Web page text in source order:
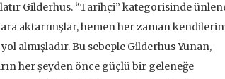
Gilderhus. “Tarihçi” kategorisinde
aktarmışlar, hemen her zaman
almışladır. Bu sebeple Gilderhus Yunan,
her şeyden önce güçlü bir geleneğe